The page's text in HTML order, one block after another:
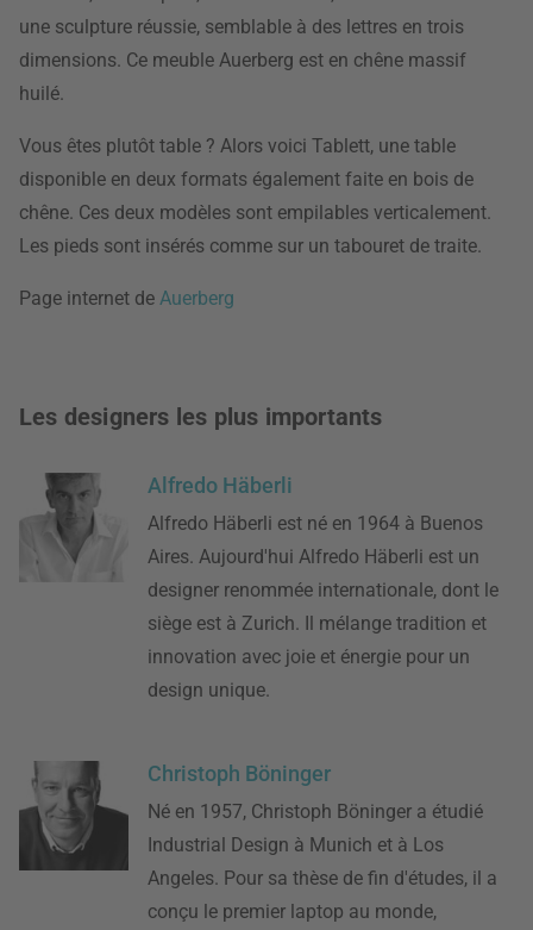
une sculpture réussie, semblable à des lettres en trois
dimensions. Ce meuble Auerberg est en chêne massif
huilé.
Vous êtes plutôt table ? Alors voici Tablett, une table
disponible en deux formats également faite en bois de
chêne. Ces deux modèles sont empilables verticalement.
Les pieds sont insérés comme sur un tabouret de traite.
Page internet de Auerberg
Les designers les plus importants
Alfredo Häberli
Alfredo Häberli est né en 1964 à Buenos
Aires. Aujourd'hui Alfredo Häberli est un
designer renommée internationale, dont le
siège est à Zurich. Il mélange tradition et
innovation avec joie et énergie pour un
design unique.
Christoph Böninger
Né en 1957, Christoph Böninger a étudié
Industrial Design à Munich et à Los
Angeles. Pour sa thèse de fin d'études, il a
conçu le premier laptop au monde,